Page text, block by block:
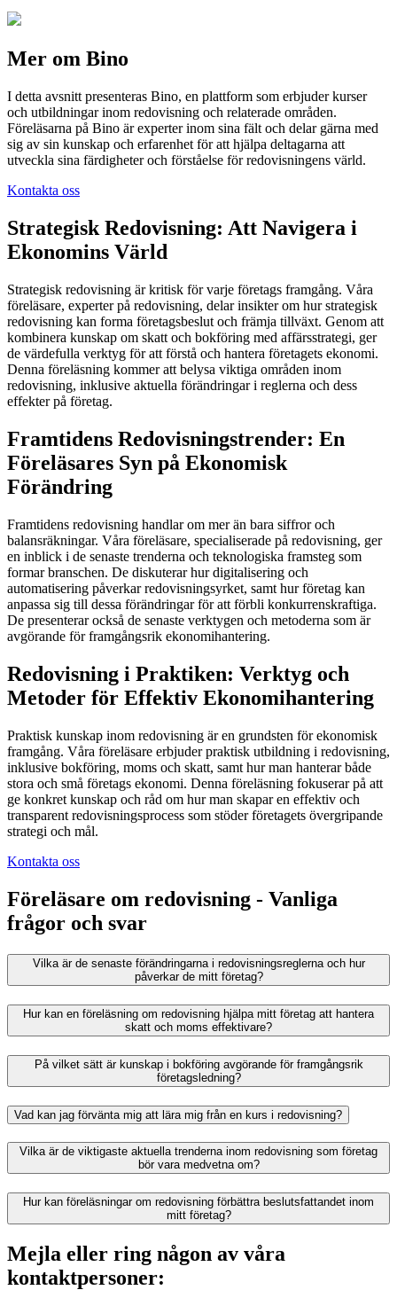
Mer om Bino
I detta avsnitt presenteras Bino, en plattform som erbjuder kurser
och utbildningar inom redovisning och relaterade områden.
Föreläsarna på Bino är experter inom sina fält och delar gärna med
sig av sin kunskap och erfarenhet för att hjälpa deltagarna att
utveckla sina färdigheter och förståelse för redovisningens värld.
Kontakta oss
Strategisk Redovisning: Att Navigera i
Ekonomins Värld
Strategisk redovisning är kritisk för varje företags framgång. Våra
föreläsare, experter på redovisning, delar insikter om hur strategisk
redovisning kan forma företagsbeslut och främja tillväxt. Genom att
kombinera kunskap om skatt och bokföring med affärsstrategi, ger
de värdefulla verktyg för att förstå och hantera företagets ekonomi.
Denna föreläsning kommer att belysa viktiga områden inom
redovisning, inklusive aktuella förändringar i reglerna och dess
effekter på företag.
Framtidens Redovisningstrender: En
Föreläsares Syn på Ekonomisk
Förändring
Framtidens redovisning handlar om mer än bara siffror och
balansräkningar. Våra föreläsare, specialiserade på redovisning, ger
en inblick i de senaste trenderna och teknologiska framsteg som
formar branschen. De diskuterar hur digitalisering och
automatisering påverkar redovisningsyrket, samt hur företag kan
anpassa sig till dessa förändringar för att förbli konkurrenskraftiga.
De presenterar också de senaste verktygen och metoderna som är
avgörande för framgångsrik ekonomihantering.
Redovisning i Praktiken: Verktyg och
Metoder för Effektiv Ekonomihantering
Praktisk kunskap inom redovisning är en grundsten för ekonomisk
framgång. Våra föreläsare erbjuder praktisk utbildning i redovisning,
inklusive bokföring, moms och skatt, samt hur man hanterar både
stora och små företags ekonomi. Denna föreläsning fokuserar på att
ge konkret kunskap och råd om hur man skapar en effektiv och
transparent redovisningsprocess som stöder företagets övergripande
strategi och mål.
Kontakta oss
Föreläsare om redovisning - Vanliga
frågor och svar
Vilka är de senaste förändringarna i redovisningsreglerna och hur
påverkar de mitt företag?
Hur kan en föreläsning om redovisning hjälpa mitt företag att hantera
skatt och moms effektivare?
På vilket sätt är kunskap i bokföring avgörande för framgångsrik
företagsledning?
Vad kan jag förvänta mig att lära mig från en kurs i redovisning?
Vilka är de viktigaste aktuella trenderna inom redovisning som företag
bör vara medvetna om?
Hur kan föreläsningar om redovisning förbättra beslutsfattandet inom
mitt företag?
Mejla eller ring någon av våra
kontaktpersoner: